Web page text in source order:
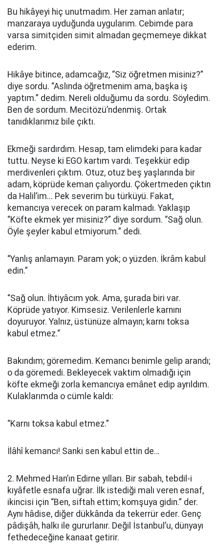
Bu hikâyeyi hiç unutmadım. Her zaman anlatır;
manzaraya uyduğunda uygularım. Cebimde para
varsa simitçiden simit almadan geçmemeye dikkat
ederim.
Hikâye bitince, adamcağız, “Siz öğretmen misiniz?”
diye sordu. “Aslında öğretmenim ama, başka iş
yaptım.” dedim. Nereli olduğumu da sordu. Söyledim.
Ben de sordum. Mecitözü’ndenmiş. Ortak
tanıdıklarımız bile çıktı.
Ekmeği sardırdım. Hesap, tam elimdeki para kadar
tuttu. Neyse ki EGO kartım vardı. Teşekkür edip
merdivenleri çıktım. Otuz, otuz beş yaşlarında bir
adam, köprüde keman çalıyordu. Çökertmeden çıktın
da Halil’im... Pek severim bu türküyü. Fakat,
kemancıya verecek on param kalmadı. Yaklaşıp
“Köfte ekmek yer misiniz?” diye sordum. “Sağ olun.
Öyle şeyler kabul etmiyorum.” dedi.
“Yanlış anlamayın. Param yok; o yüzden. İkrâm kabul
edin.”
“Sağ olun. İhtiyâcım yok. Ama, şurada biri var.
Köprüde yatıyor. Kimsesiz. Verilenlerle karnını
doyuruyor. Yalnız, üstünüze almayın; karnı toksa
kabul etmez.“
Bakındım; göremedim. Kemancı benimle gelip arandı;
o da göremedi. Bekleyecek vaktim olmadığı için
köfte ekmeği zorla kemancıya emânet edip ayrıldım.
Kulaklarımda o cümle kaldı:
“Karnı toksa kabul etmez.”
İlâhî kemancı! Sanki sen kabul ettin de…
2. Mehmed Han’ın Edirne yılları. Bir sabah, tebdil-i
kıyâfetle esnafa uğrar. İlk istediği malı veren esnaf,
ikincisi için “Ben, siftah ettim; komşuya gidin.” der.
Aynı hâdise, diğer dükkânda da tekerrür eder. Genç
pâdişâh, halkı ile gururlanır. Değil İstanbul’u, dünyayı
fethedeceğine kanaat getirir.